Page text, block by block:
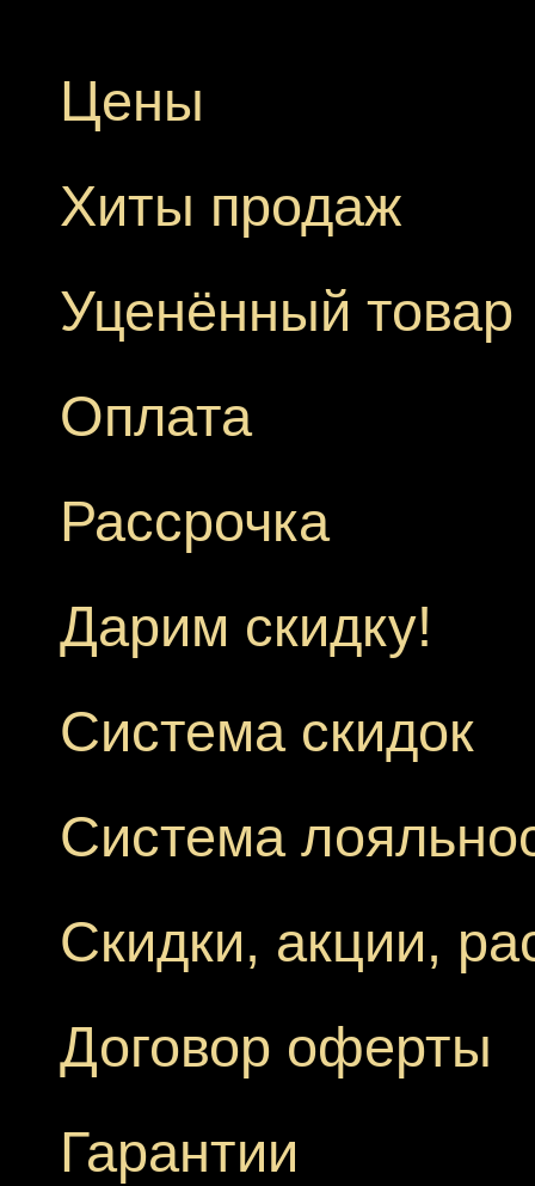
Цены
Хиты продаж
Уценённый товар
Оплата
Рассрочка
Дарим скидку!
Система скидок
Система
Скидки, акции,
Договор оферты
Гарантии